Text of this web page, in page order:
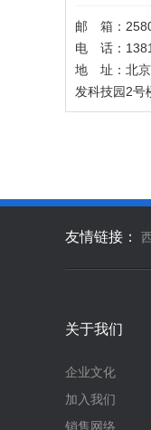
邮 箱：
电 话：
地 址：北京
发科技园2号
友情链接：
关于我们
企业文化
加入我们
销售网络